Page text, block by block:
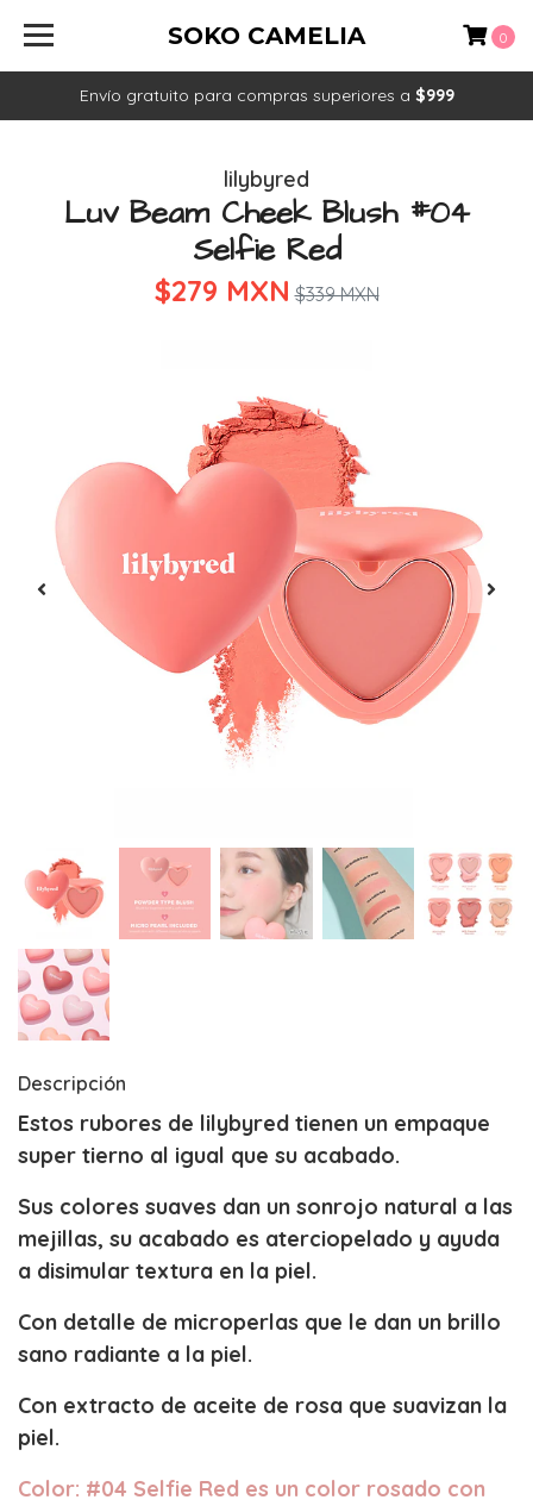
Envío gratuito para compras superiores a $999
SOKO CAMELIA 0
lilybyred
Luv Beam Cheek Blush #04
Selfie Red
$279 MXN $339 MXN
Descripción
Estos rubores de lilybyred tienen un empaque
super tierno al igual que su acabado.
Sus colores suaves dan un sonrojo natural a las
mejillas, su acabado es aterciopelado y ayuda
a disimular textura en la piel.
Con detalle de microperlas que le dan un brillo
sano radiante a la piel.
Con extracto de aceite de rosa que suavizan la
piel.
Color: #04 Selfie Red es un color rosado con